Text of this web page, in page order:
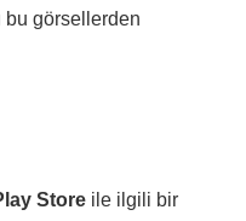
bu görsellerden
Store ile ilgili bir